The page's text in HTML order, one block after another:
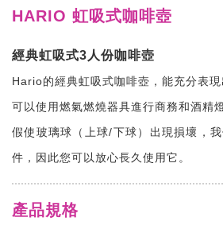
HARIO 虹吸式咖啡壺
經典虹吸式3人份咖啡壺
Hario的經典虹吸式咖啡壺，能充分表
可以使用燃氣燃燒器具進行商務和酒精
假使玻璃球（上球/下球）出現損壞，
件，因此您可以放心長久使用它。
產品規格